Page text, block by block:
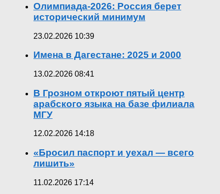
Олимпиада-2026: Россия берет
исторический минимум
23.02.2026 10:39
Имена в Дагестане: 2025 и 2000
13.02.2026 08:41
В Грозном откроют пятый центр
арабского языка на базе филиала
МГУ
12.02.2026 14:18
«Бросил паспорт и уехал — всего
лишить»
11.02.2026 17:14